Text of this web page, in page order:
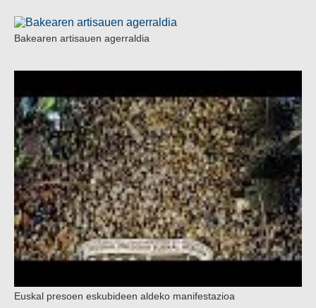
Bakearen artisauen agerraldia
Euskal presoen eskubideen aldeko manifestazioa